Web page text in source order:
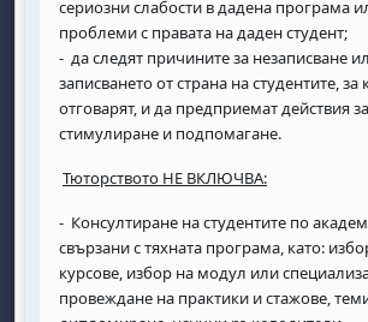
сериозни слабости в дадена програма
проблеми с правата на даден студент;
- да следят причините за незаписване
записването от страна на студентите, за
отговарят, и да предприемат действия
стимулиране и подпомагане.
Тюторството НЕ ВКЛЮЧВА:
- Консултиране на студентите по
свързани с тяхната програма, като:
курсове, избор на модул или
провеждане на практики и стажове,